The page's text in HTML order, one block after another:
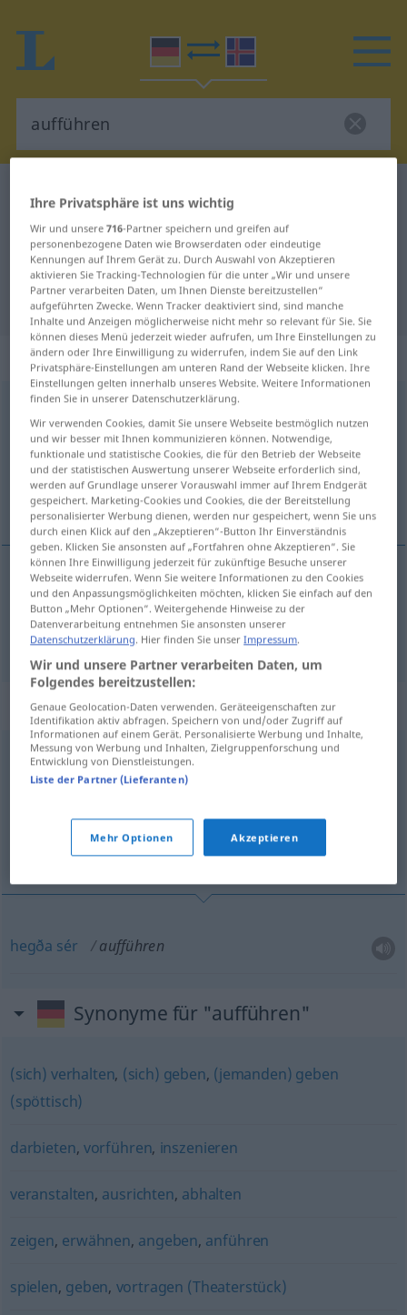
Deutsch-Isländisch Übersetzung
für "aufführen"
"aufführen" Isländisch Übersetzung
„aufführen“: transitives Verb
aufführen v/t
Übersicht aller Übersetzungen
(Für mehr Details die Übersetzung anklicken/antippen)
sýna, nefna
sýna aufführen THEAT
nefna aufführen nennen
„aufführen“: reflexives Verb
aufführenv/r
Übersicht aller Übersetzungen
hegða sér
hegða sér aufführen
Synonyme für "aufführen"
(sich) verhalten, (sich) geben, (jemanden) geben
(spöttisch)
darbieten, vorführen, inszenieren
veranstalten, ausrichten, abhalten
zeigen, erwähnen, angeben, anführen
spielen, geben, vortragen (Theaterstück)
Ihre Privatsphäre ist uns wichtig
Wir und unsere716-Partner speichern und greifen auf
personenbezogene Daten wie Browserdaten oder eindeutige
Kennungen auf Ihrem Gerät zu. Durch Auswahl von Akzeptieren
aktivieren Sie Tracking-Technologien für die unter „Wir und unsere
Partner verarbeiten Daten, um Ihnen Dienste bereitzustellen“
aufgeführten Zwecke. Wenn Tracker deaktiviert sind, sind manche
Inhalte und Anzeigen möglicherweise nicht mehr so relevant für Sie. Sie
können dieses Menü jederzeit wieder aufrufen, um Ihre Einstellungen zu
ändern oder Ihre Einwilligung zu widerrufen, indem Sie auf den Link
Privatsphäre-Einstellungen am unteren Rand der Webseite klicken. Ihre
Einstellungen gelten innerhalb unseres Website. Weitere Informationen
finden Sie in unserer Datenschutzerklärung.
Wir verwenden Cookies, damit Sie unsere Webseite bestmöglich nutzen
und wir besser mit Ihnen kommunizieren können. Notwendige,
funktionale und statistische Cookies, die für den Betrieb der Webseite
und der statistischen Auswertung unserer Webseite erforderlich sind,
werden auf Grundlage unserer Vorauswahl immer auf Ihrem Endgerät
gespeichert. Marketing-Cookies und Cookies, die der Bereitstellung
personalisierter Werbung dienen, werden nur gespeichert, wenn Sie uns
durch einen Klick auf den „Akzeptieren“-Button Ihr Einverständnis
geben. Klicken Sie ansonsten auf „Fortfahren ohne Akzeptieren“. Sie
können Ihre Einwilligung jederzeit für zukünftige Besuche unserer
Webseite widerrufen. Wenn Sie weitere Informationen zu den Cookies
und den Anpassungsmöglichkeiten möchten, klicken Sie einfach auf den
Button „Mehr Optionen“. Weitergehende Hinweise zu der
Datenverarbeitung entnehmen Sie ansonsten unserer
Datenschutzerklärung. Hier finden Sie unserImpressum.
Wir und unsere Partner verarbeiten Daten, um
Folgendes bereitzustellen:
Genaue Geolocation-Daten verwenden. Geräteeigenschaften zur
Identifikation aktiv abfragen. Speichern von und/oder Zugriff auf
Informationen auf einem Gerät. Personalisierte Werbung und Inhalte,
Messung von Werbung und Inhalten, Zielgruppenforschung und
Entwicklung von Dienstleistungen.
Liste der Partner (Lieferanten)
Mehr Optionen Akzeptieren